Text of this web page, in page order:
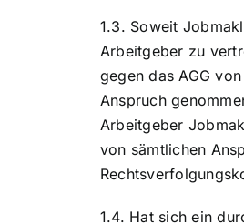
Soweit
Arbeitgeber zu
gegen das AGG
Anspruch
Arbeitgeber
von sämtlichen
Hat sich ein